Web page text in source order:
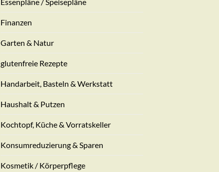
Finanzen
Garten & Natur
glutenfreie Rezepte
Handarbeit, Basteln & Werkstatt
Haushalt & Putzen
Kochtopf, Küche & Vorratskeller
Konsumreduzierung & Sparen
Kosmetik / Körperpflege